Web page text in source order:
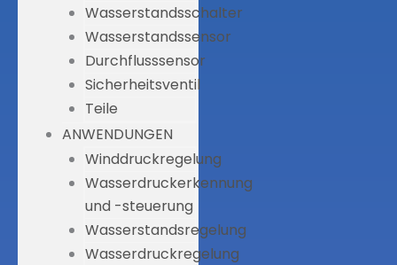
Wasserstandsschalter
Wasserstandssensor
Durchflusssensor
Sicherheitsventil
Teile
ANWENDUNGEN
Winddruckregelung
Wasserdruckerkennung
und -steuerung
Wasserstandsregelung
Wasserdruckregelung